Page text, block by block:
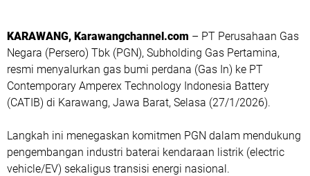
KARAWANG, Karawangchannel.com – PT Perusahaan Gas
Negara (Persero) Tbk (PGN), Subholding Gas Pertamina,
resmi menyalurkan gas bumi perdana (Gas In) ke PT
Contemporary Amperex Technology Indonesia Battery
(CATIB) di Karawang, Jawa Barat, Selasa (27/1/2026).
Langkah ini menegaskan komitmen PGN dalam mendukung
pengembangan industri baterai kendaraan listrik (electric
vehicle/EV) sekaligus transisi energi nasional.